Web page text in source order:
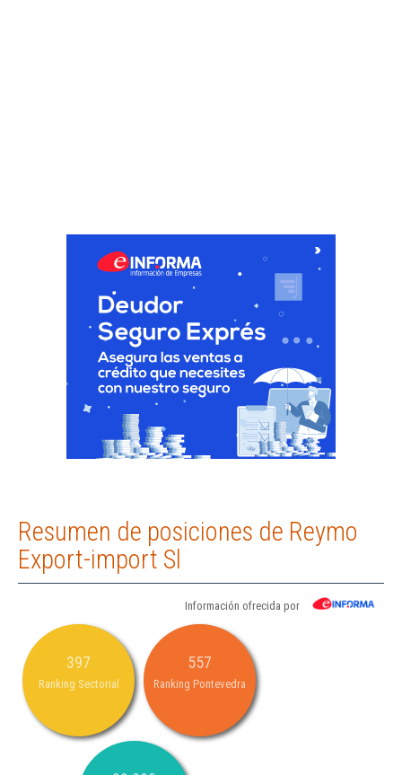
Resumen de posiciones de Reymo
Export-import Sl
Información ofrecida por
397
Ranking Sectorial
557
Ranking Pontevedra